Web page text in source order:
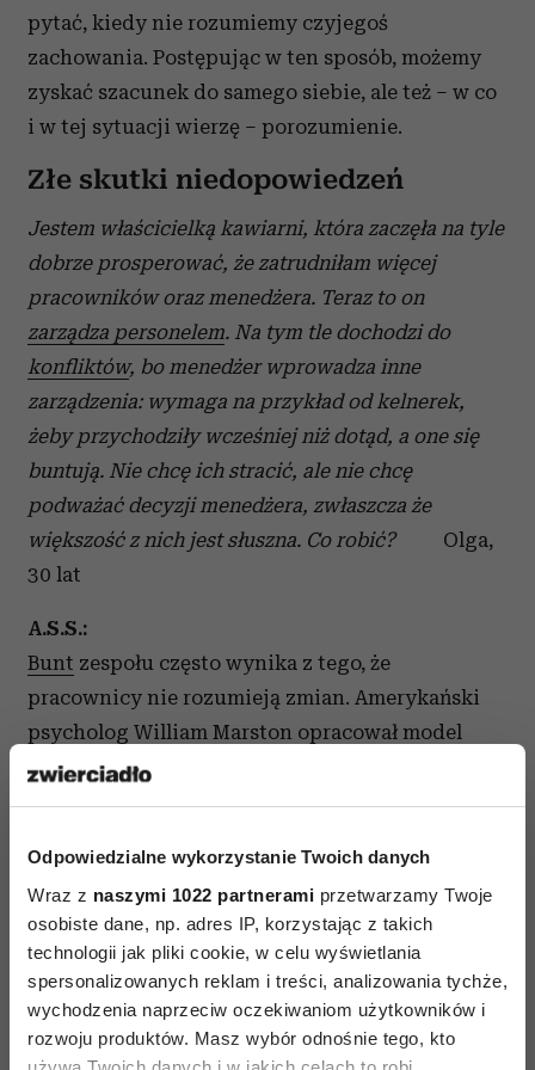
Odpowiedzialne wykorzystanie Twoich danych
Wraz z naszymi 1022 partnerami przetwarzamy Twoje
osobiste dane, np. adres IP, korzystając z takich
technologii jak pliki cookie, w celu wyświetlania
spersonalizowanych reklam i treści, analizowania tychże,
wychodzenia naprzeciw oczekiwaniom użytkowników i
rozwoju produktów. Masz wybór odnośnie tego, kto
pytać, kiedy nie rozumiemy czyjegoś
zachowania. Postępując w ten sposób, możemy
zyskać szacunek do samego siebie, ale też – w co
i w tej sytuacji wierzę – porozumienie.
Złe skutki niedopowiedzeń
Jestem właścicielką kawiarni, która zaczęła na tyle
dobrze prosperować, że zatrudniłam więcej
pracowników oraz menedżera. Teraz to on
zarządza personelem. Na tym tle dochodzi do
konfliktów, bo menedżer wprowadza inne
zarządzenia: wymaga na przykład od kelnerek,
żeby przychodziły wcześniej niż dotąd, a one się
buntują. Nie chcę ich stracić, ale nie chcę
podważać decyzji menedżera, zwłaszcza że
większość z nich jest słuszna. Co robić? Olga,
30 lat
A.S.S.:
Bunt zespołu często wynika z tego, że
pracownicy nie rozumieją zmian. Amerykański
psycholog William Marston opracował model
DISC, który zakłada, że każdy ma w sobie cztery
style zachowań, ale w różnym stopniu
określeń: dominujący, wpływowy, stały,
sumienny. Osoby z przewagą zachowań stałych
cenią sobie zwykle
przełożonego , czują się przy
nim bezpiecznie, są to najbardziej lojalni
członkowie zespołu. Wygląda na to, że twoi
pracownicy reprezentują właśnie ten styl – „S”.